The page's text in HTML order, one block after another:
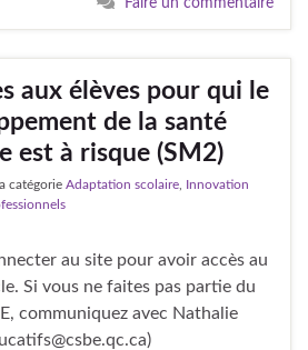
aux élèves pour qui le
de la santé
est à risque (SM2)
catégorie Adaptation scolaire Innovation
au site pour avoir accès au
Si vous ne faites pas partie du
communiquez avec Nathalie